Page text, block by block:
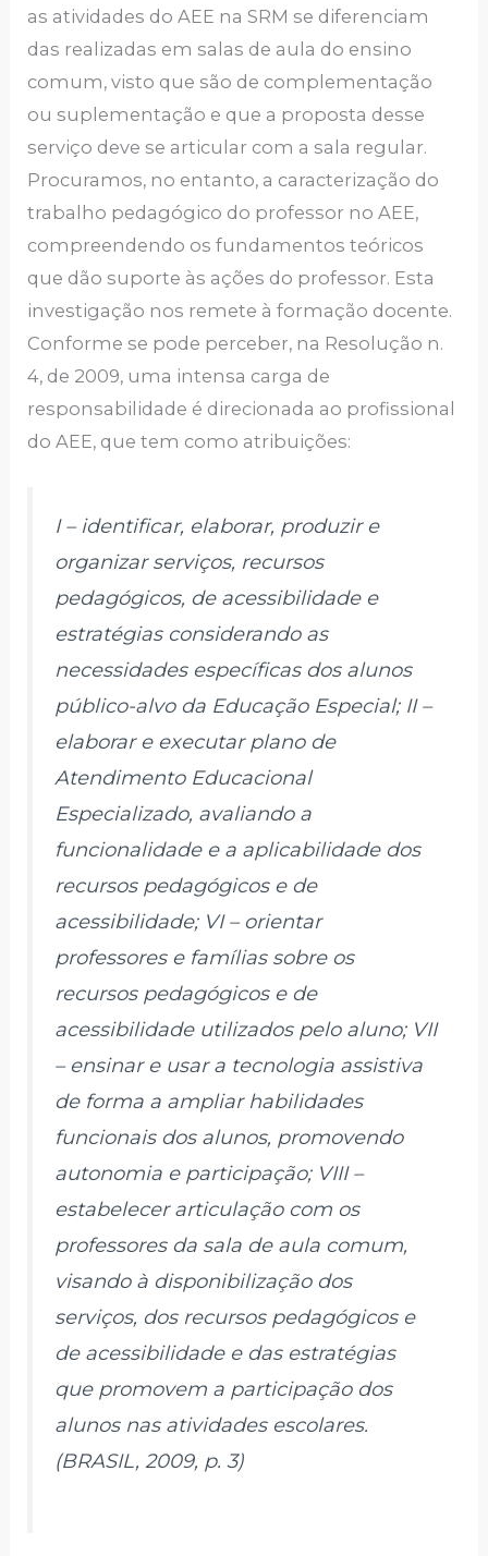
as atividades do AEE na SRM se diferenciam
das realizadas em salas de aula do ensino
comum, visto que são de complementação
ou suplementação e que a proposta desse
serviço deve se articular com a sala regular.
Procuramos, no entanto, a caracterização do
trabalho pedagógico do professor no AEE,
compreendendo os fundamentos teóricos
que dão suporte às ações do professor. Esta
investigação nos remete à formação docente.
Conforme se pode perceber, na Resolução n.
4, de 2009, uma intensa carga de
responsabilidade é direcionada ao profissional
do AEE, que tem como atribuições:
I – identificar, elaborar, produzir e
organizar serviços, recursos
pedagógicos, de acessibilidade e
estratégias considerando as
necessidades específicas dos alunos
público-alvo da Educação Especial; II –
elaborar e executar plano de
Atendimento Educacional
Especializado, avaliando a
funcionalidade e a aplicabilidade dos
recursos pedagógicos e de
acessibilidade; VI – orientar
professores e famílias sobre os
recursos pedagógicos e de
acessibilidade utilizados pelo aluno; VII
– ensinar e usar a tecnologia assistiva
de forma a ampliar habilidades
funcionais dos alunos, promovendo
autonomia e participação; VIII –
estabelecer articulação com os
professores da sala de aula comum,
visando à disponibilização dos
serviços, dos recursos pedagógicos e
de acessibilidade e das estratégias
que promovem a participação dos
alunos nas atividades escolares.
(BRASIL, 2009, p. 3)